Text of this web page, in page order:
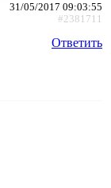
31/05/2017 09:03:55
#2381711
Ответить